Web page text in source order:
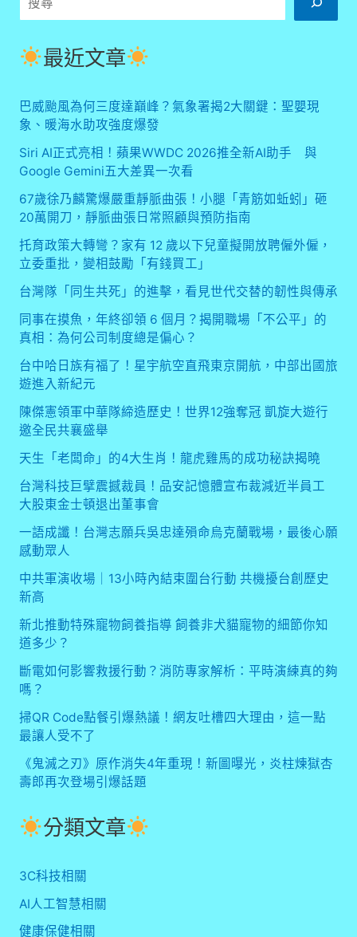
尋
最近文章
巴威颱風為何三度達巔峰？氣象署揭2大關鍵：聖嬰現
象、暖海水助攻強度爆發
Siri AI正式亮相！蘋果WWDC 2026推全新AI助手 與
Google Gemini五大差異一次看
67歲徐乃麟驚爆嚴重靜脈曲張！小腿「青筋如蚯蚓」砸
20萬開刀，靜脈曲張日常照顧與預防指南
托育政策大轉彎？家有 12 歲以下兒童擬開放聘僱外僱，
立委重批，變相鼓勵「有錢買工」
台灣隊「同生共死」的進擊，看見世代交替的韌性與傳承
同事在摸魚，年終卻領 6 個月？揭開職場「不公平」的
真相：為何公司制度總是偏心？
台中哈日族有福了！星宇航空直飛東京開航，中部出國旅
遊進入新紀元
陳傑憲領軍中華隊締造歷史！世界12強奪冠 凱旋大遊行
邀全民共襄盛舉
天生「老闆命」的4大生肖！龍虎雞馬的成功秘訣揭曉
台灣科技巨擘震撼裁員！品安記憶體宣布裁減近半員工
大股東金士頓退出董事會
一語成讖！台灣志願兵吳忠達殞命烏克蘭戰場，最後心願
感動眾人
中共軍演收場｜13小時內結束圍台行動 共機擾台創歷史
新高
新北推動特殊寵物飼養指導 飼養非犬貓寵物的細節你知
道多少？
斷電如何影響救援行動？消防專家解析：平時演練真的夠
嗎？
掃QR Code點餐引爆熱議！網友吐槽四大理由，這一點
最讓人受不了
《鬼滅之刃》原作消失4年重現！新圖曝光，炎柱煉獄杏
壽郎再次登場引爆話題
分類文章
3C科技相關
AI人工智慧相關
健康保健相關